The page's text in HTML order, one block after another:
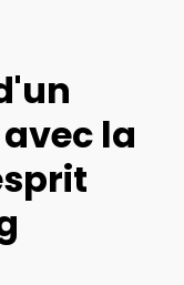
la